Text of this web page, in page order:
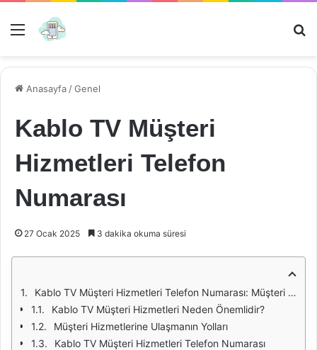
Menü
Anasayfa /Genel
Kablo TV Müşteri
Hizmetleri Telefon
Numarası
27 Ocak 2025 3 dakika okuma süresi
Kablo TV Müşteri Hizmetleri Telefon Numarası: Müşteri Destek Hattı ile İletişim Kurma Yöntemleri
Kablo TV Müşteri Hizmetleri Neden Önemlidir?
Müşteri Hizmetlerine Ulaşmanın Yolları
Kablo TV Müşteri Hizmetleri Telefon Numarası